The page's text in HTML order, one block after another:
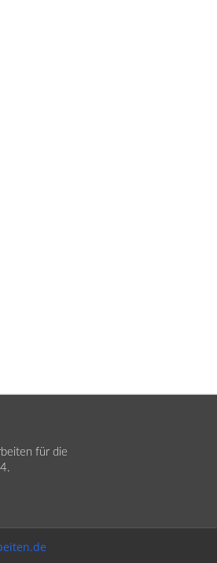
für die